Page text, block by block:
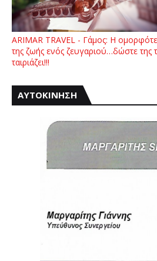
ARIMAR TRAVEL - Γάμος: Η
της ζωής ενός ζευγαριού…δώστε της
ταιριάζει!!!
ΑΥΤΟΚΙΝΗΣΗ